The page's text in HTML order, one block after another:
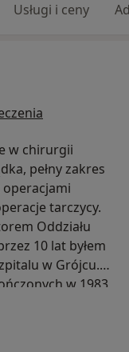
Usługi i ceny
w chirurgii
pełny zakres
operacjami
tarczycy.
Oddziału
10 lat byłem
w Grójcu.
w 1983
jako
i
1997 r